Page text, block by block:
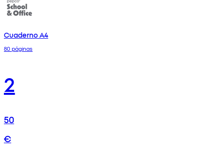
Cuaderno A4
80 páginas
2
50
€